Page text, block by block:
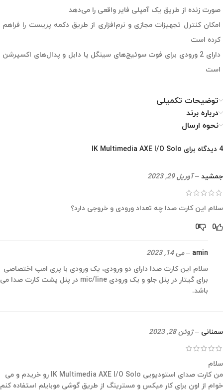
صورت زنده از طریق یک آمپلی فایر واقعی را می‌دهد
امکان کنترل تجهیزات مجازی و نرم‌افزاری از طریق دکمه پریست را فراهم
کرده است
دارای 2 ورودی برای فوت سوئیچ‌های سینگل یا دابل و پدال‌های اکسپرشن
است
توضیحات تکمیلی
درباره برند
نحوه ارسال
4 دیدگاه برای IK Multimedia AXE I/O Solo
جمشید – آوریل 29, 2023
سلام این کارت صدا چه تعداد ورودی و خروجی دارد؟
0
0
amin
– می 14, 2023
سلام این کارت صدا دارای دو ورودی، یک ورودی با پری امپ اختصاصی
برای گیتار در پنل جلو و یک ورودی mic/line در پنل پشت کارت صدا می
باشد.
سمنانی – ژوئن 28, 2023
سلام
من کارت صدای استودیویی IK Multimedia AXE I/O Solo رو خریدم و می
خوام از اون برای کار میکس و مسترینگ از طریق گوشی موبایلم استفاده کنم